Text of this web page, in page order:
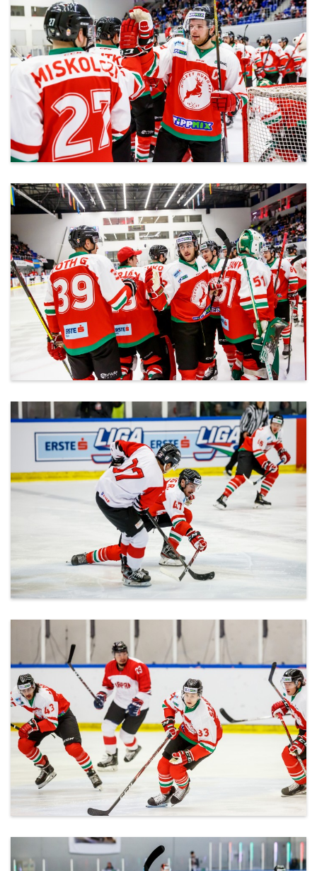
ml_191212_128.jpg
ml_191212_129.jpg
ml_191212_130.jpg
ml_191212_131.jpg